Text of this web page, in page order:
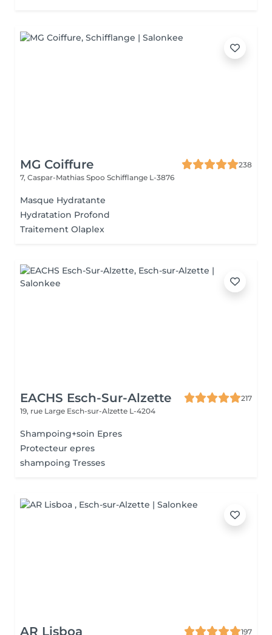
MG Coiffure
238
7, Caspar-Mathias Spoo Schifflange L-3876
Masque Hydratante
Hydratation Profond
Traitement Olaplex
EACHS Esch-Sur-Alzette
217
19, rue Large Esch-sur-Alzette L-4204
Shampoing+soin Epres
Protecteur epres
shampoing Tresses
AR Lisboa 197